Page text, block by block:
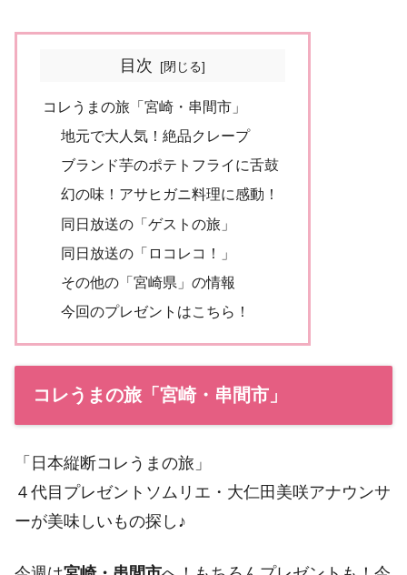
目次
コレうまの旅「宮崎・串間市」
地元で大人気！絶品クレープ
ブランド芋のポテトフライに舌鼓
幻の味！アサヒガニ料理に感動！
同日放送の「ゲストの旅」
同日放送の「ロコレコ！」
その他の「宮崎県」の情報
今回のプレゼントはこちら！
コレうまの旅「宮崎・串間市」
「日本縦断コレうまの旅」
４代目プレゼントソムリエ・大仁田美咲アナウンサ
ーが美味しいもの探し♪